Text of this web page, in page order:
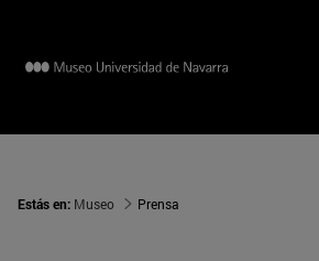
Estás en: Museo Prensa